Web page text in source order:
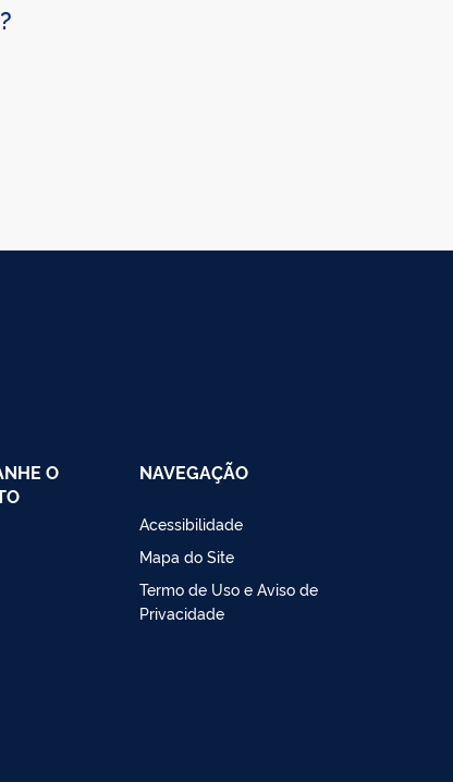
O
NAVEGAÇÃO
Acessibilidade
Mapa do Site
Termo de Uso e Aviso de
Privacidade